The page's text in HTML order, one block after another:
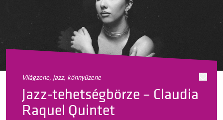
világzene, jazz, könnyűzene
Jazz-tehetségbörze – Claudia
Raquel Quintet